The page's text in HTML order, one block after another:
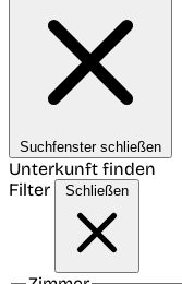
Suchfenster schließen
Unterkunft finden
Filter
Schließen